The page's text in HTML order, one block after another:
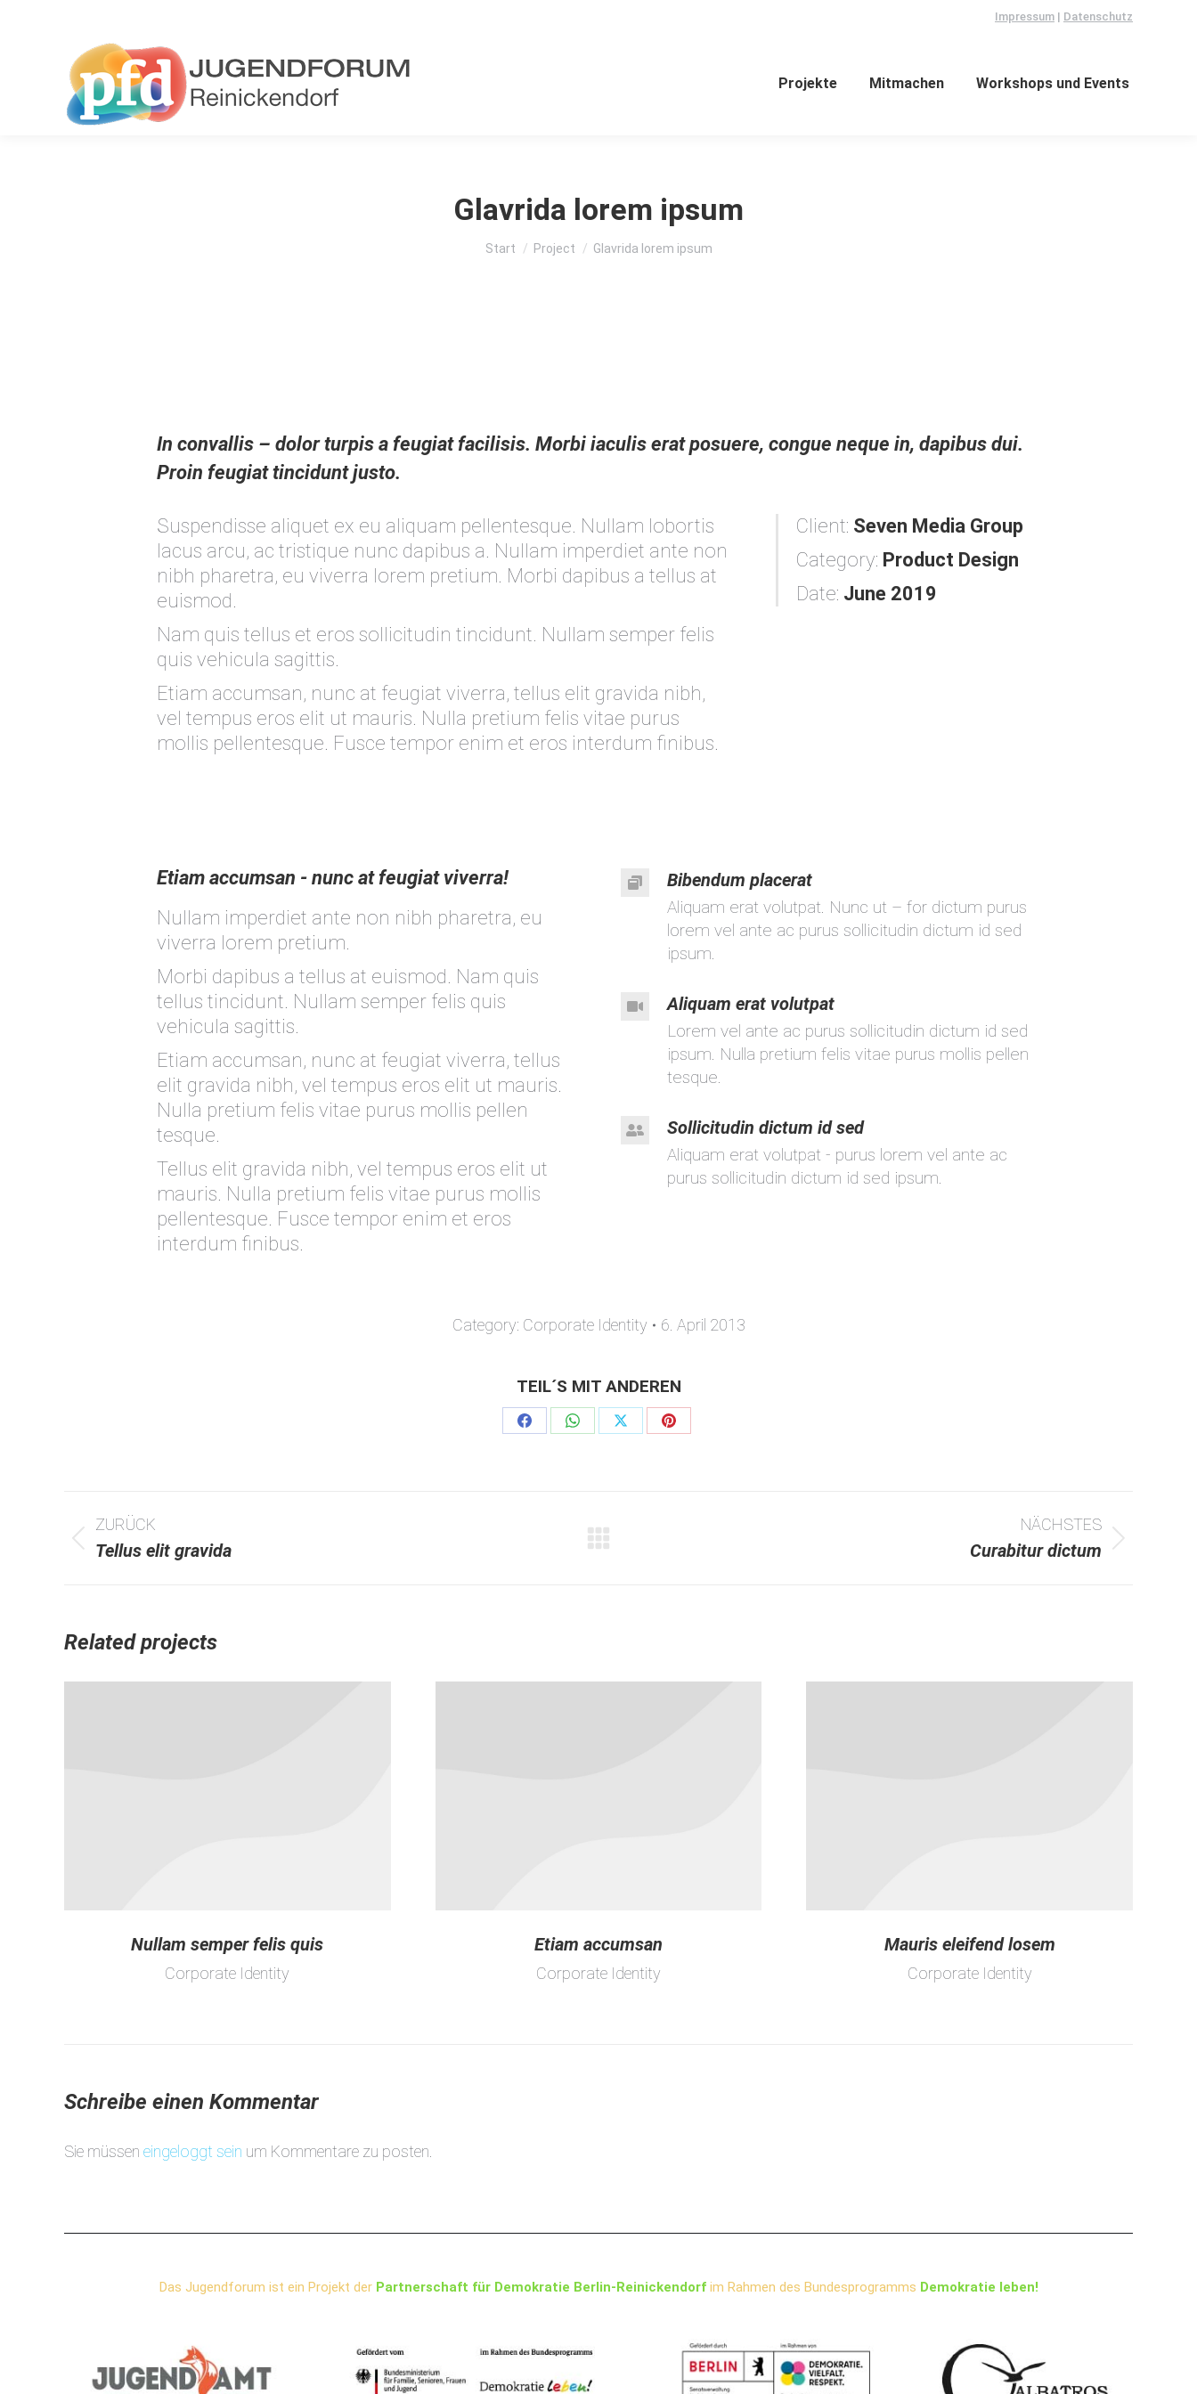
Impressum | Datenschutz
Projekte Mitmachen Workshops und Events
Glavrida lorem ipsum
Sie befinden sich hier:
Start Project Glavrida lorem ipsum
In convallis – dolor turpis a feugiat facilisis. Morbi iaculis erat posuere, congue neque in, dapibus dui.
Proin feugiat tincidunt justo.
Suspendisse aliquet ex eu aliquam pellentesque. Nullam lobortis
lacus arcu, ac tristique nunc dapibus a. Nullam imperdiet ante non
nibh pharetra, eu viverra lorem pretium. Morbi dapibus a tellus at
euismod.
Nam quis tellus et eros sollicitudin tincidunt. Nullam semper felis
quis vehicula sagittis.
Etiam accumsan, nunc at feugiat viverra, tellus elit gravida nibh,
vel tempus eros elit ut mauris. Nulla pretium felis vitae purus
mollis pellentesque. Fusce tempor enim et eros interdum finibus.
Client: Seven Media Group
Category: Product Design
Date: June 2019
Etiam accumsan - nunc at feugiat viverra!
Nullam imperdiet ante non nibh pharetra, eu
viverra lorem pretium.
Morbi dapibus a tellus at euismod. Nam quis
tellus tincidunt. Nullam semper felis quis
vehicula sagittis.
Etiam accumsan, nunc at feugiat viverra, tellus
elit gravida nibh, vel tempus eros elit ut mauris.
Nulla pretium felis vitae purus mollis pellen
tesque.
Tellus elit gravida nibh, vel tempus eros elit ut
mauris. Nulla pretium felis vitae purus mollis
pellentesque. Fusce tempor enim et eros
interdum finibus.
Bibendum placerat
Aliquam erat volutpat. Nunc ut – for dictum purus
lorem vel ante ac purus sollicitudin dictum id sed
ipsum.
Aliquam erat volutpat
Lorem vel ante ac purus sollicitudin dictum id sed
ipsum. Nulla pretium felis vitae purus mollis pellen
tesque.
Sollicitudin dictum id sed
Aliquam erat volutpat - purus lorem vel ante ac
purus sollicitudin dictum id sed ipsum.
Category: Corporate Identity 6. April 2013
TEIL´S MIT ANDEREN
Share
Share
Share
Share
Project
navigation
ZURÜCK
Previous
Tellus elit gravida
NÄCHSTES
Curabitur dictum
Related projects
Nullam semper felis quis
Corporate Identity
Etiam accumsan
Corporate Identity
Mauris eleifend losem
Corporate Identity
Schreibe einen Kommentar
Sie müssen eingeloggt sein um Kommentare zu posten.
Das Jugendforum ist ein Projekt der Partnerschaft für Demokratie Berlin-Reinickendorf im Rahmen des Bundesprogramms Demokratie leben!